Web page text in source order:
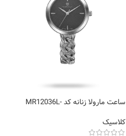
ساعت مارولا زنانه کد MR12036L-
کلاسیک